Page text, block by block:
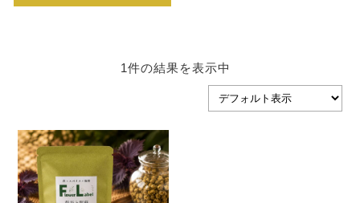
1件の結果を表示中